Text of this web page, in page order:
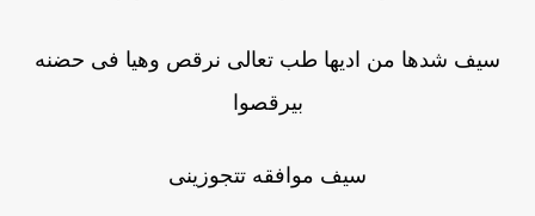
سيف شدها من اديها طب تعالى نرقص وهيا فى حضنه
بيرقصوا
سيف موافقه تتجوزينى